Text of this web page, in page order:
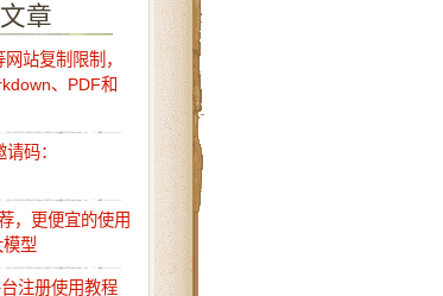
章
站复制限制，
、PDF和
码：
，更便宜的使用
型
注册使用教程